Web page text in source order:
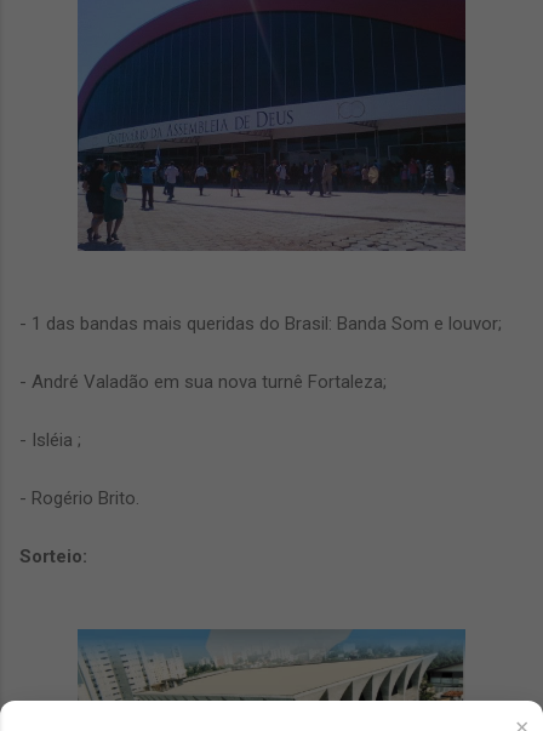
- 1 das bandas mais queridas do Brasil: Banda Som e louvor;
- André Valadão em sua nova turnê Fortaleza;
- Isléia ;
- Rogério Brito.
Sorteio: